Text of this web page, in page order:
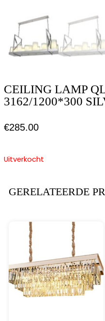
CEILING LAMP
3162/1200*300
€285.00
Uitverkocht
GERELATEERDE